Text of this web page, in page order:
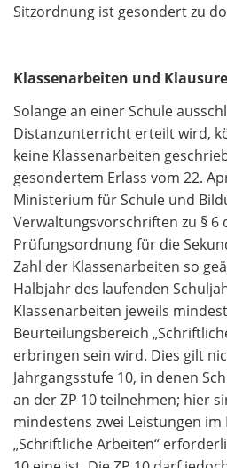
Sitzordnung ist gesondert zu
Klassenarbeiten und
Solange an einer Schule
Distanzunterricht erteilt wird,
keine Klassenarbeiten
gesondertem Erlass vom 22.
Ministerium für Schule und
Verwaltungsvorschriften zu § 6
Prüfungsordnung für die
Zahl der Klassenarbeiten so
Halbjahr des laufenden
Klassenarbeiten jeweils
Beurteilungsbereich
erbringen sein wird. Dies gilt
Jahrgangsstufe 10, in denen
an der ZP 10 teilnehmen; hier
mindestens zwei Leistungen
„Schriftliche Arbeiten“